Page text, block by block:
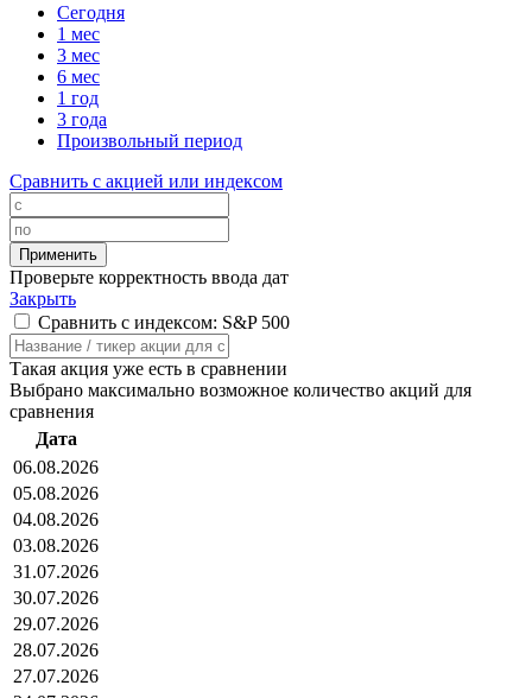
Сегодня
1 мес
3 мес
6 мес
1 год
3 года
Произвольный период
Сравнить с акцией или индексом
Проверьте корректность ввода дат
Закрыть
Сравнить с индексом: S&P 500
Такая акция уже есть в сравнении
Выбрано максимально возможное количество акций для
сравнения
Дата
06.08.2026
05.08.2026
04.08.2026
03.08.2026
31.07.2026
30.07.2026
29.07.2026
28.07.2026
27.07.2026